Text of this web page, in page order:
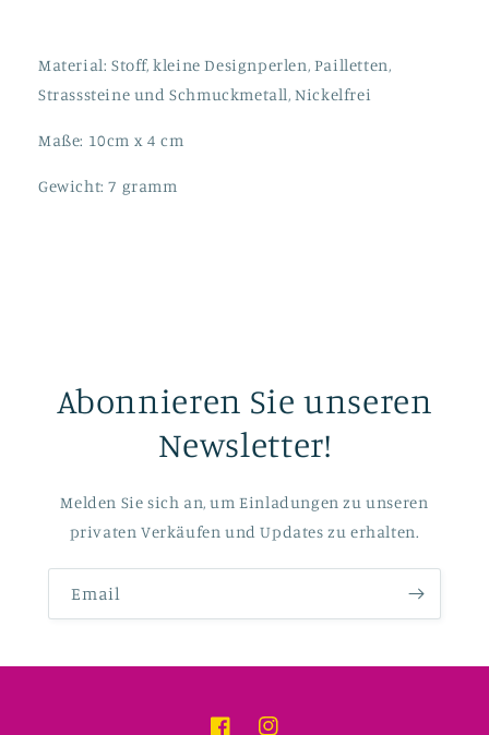
Material: Stoff, kleine Designperlen, Pailletten,
Strasssteine und Schmuckmetall, Nickelfrei
Maße: 10cm x 4 cm
Gewicht: 7 gramm
Abonnieren Sie unseren
Newsletter!
Melden Sie sich an, um Einladungen zu unseren
privaten Verkäufen und Updates zu erhalten.
Email